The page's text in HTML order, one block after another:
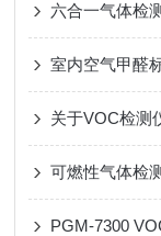
六合一气体检
室内空气甲醛
关于VOC检测
可燃性气体检
PGM-7300